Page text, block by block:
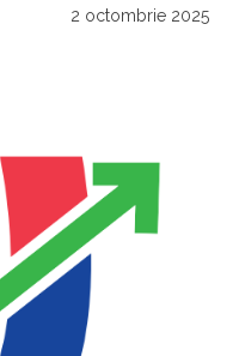
2 octombrie 2025